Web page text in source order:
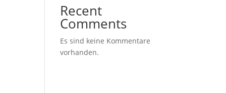
Recent
Comments
Es sind keine Kommentare
vorhanden.